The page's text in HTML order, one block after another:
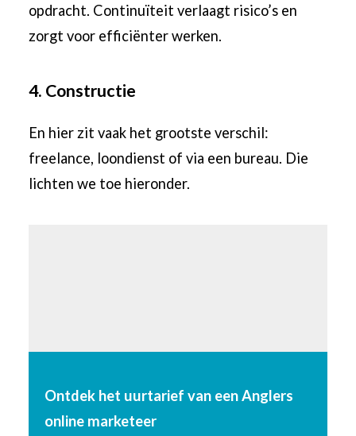
opdracht. Continuïteit verlaagt risico’s en
zorgt voor efficiënter werken.
4. Constructie
En hier zit vaak het grootste verschil:
freelance, loondienst of via een bureau. Die
lichten we toe hieronder.
Ontdek het uurtarief van een Anglers
online marketeer